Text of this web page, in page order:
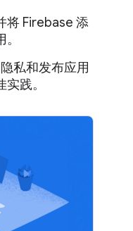
将 Firebase 添
私和发布应用
践。